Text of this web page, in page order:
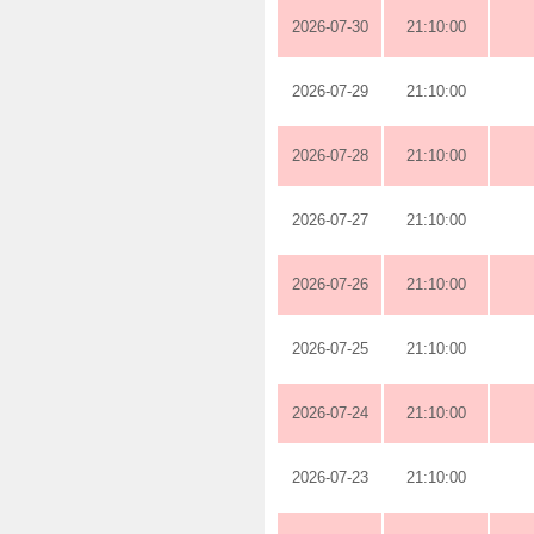
2026-07-30 21:10:00
2026-07-29 21:10:00
2026-07-28 21:10:00
2026-07-27 21:10:00
2026-07-26 21:10:00
2026-07-25 21:10:00
2026-07-24 21:10:00
2026-07-23 21:10:00